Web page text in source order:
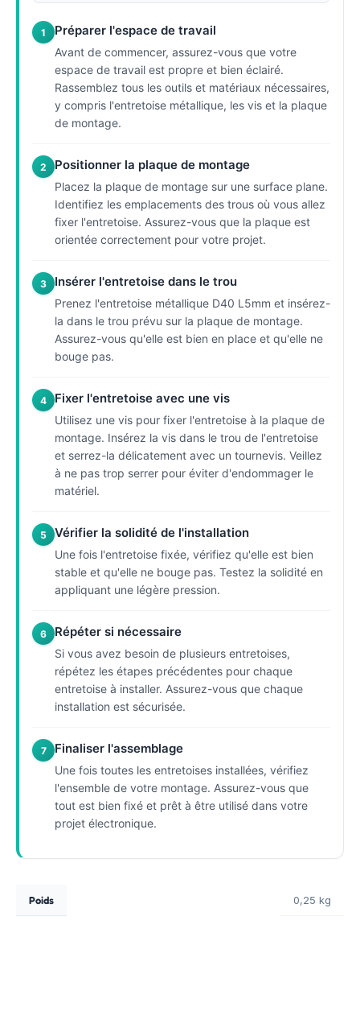
1 Préparer l'espace de travail
Avant de commencer, assurez-vous que votre
espace de travail est propre et bien éclairé.
Rassemblez tous les outils et matériaux nécessaires,
y compris l'entretoise métallique, les vis et la plaque
de montage.
2 Positionner la plaque de montage
Placez la plaque de montage sur une surface plane.
Identifiez les emplacements des trous où vous allez
fixer l'entretoise. Assurez-vous que la plaque est
orientée correctement pour votre projet.
3 Insérer l'entretoise dans le trou
Prenez l'entretoise métallique D40 L5mm et insérez-
la dans le trou prévu sur la plaque de montage.
Assurez-vous qu'elle est bien en place et qu'elle ne
bouge pas.
4 Fixer l'entretoise avec une vis
Utilisez une vis pour fixer l'entretoise à la plaque de
montage. Insérez la vis dans le trou de l'entretoise
et serrez-la délicatement avec un tournevis. Veillez
à ne pas trop serrer pour éviter d'endommager le
matériel.
5 Vérifier la solidité de l'installation
Une fois l'entretoise fixée, vérifiez qu'elle est bien
stable et qu'elle ne bouge pas. Testez la solidité en
appliquant une légère pression.
6 Répéter si nécessaire
Si vous avez besoin de plusieurs entretoises,
répétez les étapes précédentes pour chaque
entretoise à installer. Assurez-vous que chaque
installation est sécurisée.
7 Finaliser l'assemblage
Une fois toutes les entretoises installées, vérifiez
l'ensemble de votre montage. Assurez-vous que
tout est bien fixé et prêt à être utilisé dans votre
projet électronique.
Poids 0,25 kg